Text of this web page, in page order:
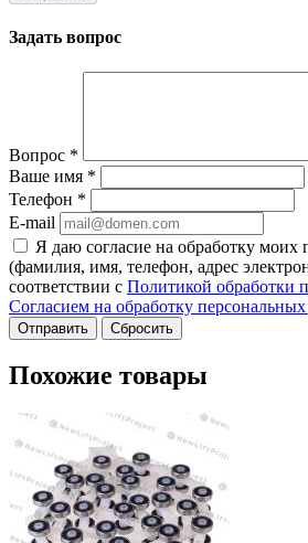
Задать вопрос
Вопрос *
Ваше имя *
Телефон *
E-mail
Я даю согласие на обработку
(фамилия, имя, телефон, адрес
соответствии с Политикой обработки
Согласием на обработку
Сбросить
Похожие товары